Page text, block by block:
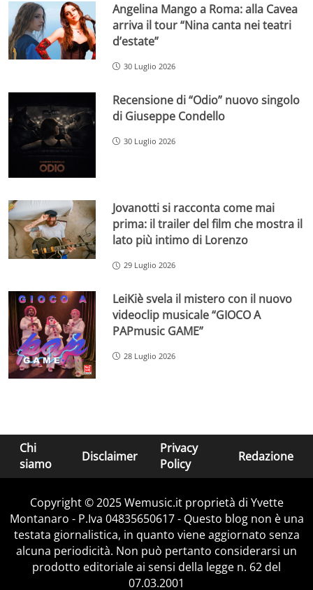
Angelina Mango a Roma: alla Cavea
arriva il tour “Nina canta nei teatri
d’estate”
30 Luglio 2026
Recensione di “Odio” nuovo singolo
di Giuseppe Condello
30 Luglio 2026
Jovanotti si racconta come mai
prima: il trailer del film che mostra il
lato più intimo di Lorenzo
29 Luglio 2026
LeiKiè svela il mistero con il nuovo
videoclip musicale “GIOCO A
PAPmusic GAME”
28 Luglio 2026
Chi
siamo
Disclaimer
Privacy
Policy
Redazione
Copyright © 2025 Wemusic.it proprietà di Yvette
Montanaro - P.Iva 04835650617 - Questo blog non è una
testata giornalistica, in quanto viene aggiornato senza
alcuna periodicità. Non può pertanto considerarsi un
prodotto editoriale ai sensi della legge n. 62 del
07.03.2001